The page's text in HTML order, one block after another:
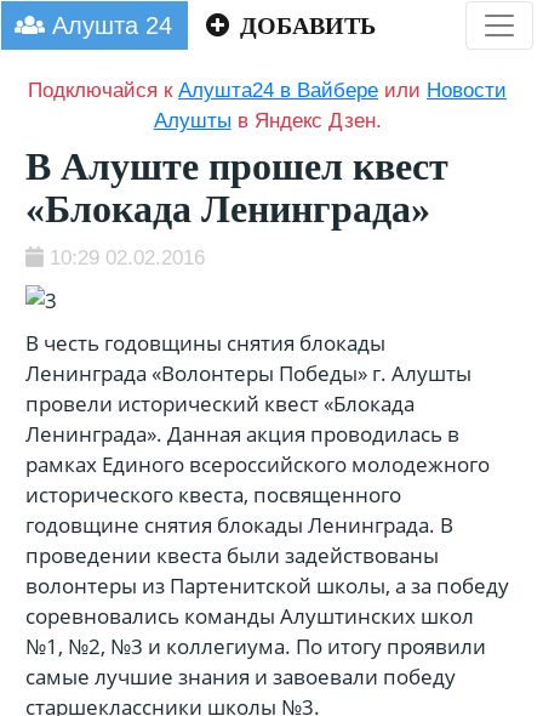
Алушта 24 ДОБАВИТЬ
Подключайся кАлушта24 в Вайбере или Новости
Алушты в Яндекс Дзен.
В Алуште прошел квест
«Блокада Ленинграда»
10:29 02.02.2016
В честь годовщины снятия блокады
Ленинграда «Волонтеры Победы» г. Алушты
провели исторический квест «Блокада
Ленинграда». Данная акция проводилась в
рамках Единого всероссийского молодежного
исторического квеста, посвященного
годовщине снятия блокады Ленинграда. В
проведении квеста были задействованы
волонтеры из Партенитской школы, а за победу
соревновались команды Алуштинских школ
№1, №2, №3 и коллегиума. По итогу проявили
самые лучшие знания и завоевали победу
старшеклассники школы №3.